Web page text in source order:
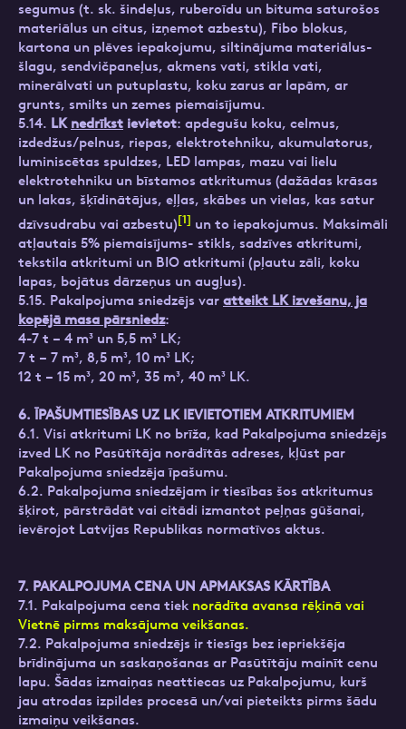
segumus (t. sk. šindeļus, ruberoīdu un bituma saturošos
materiālus un citus, izņemot azbestu), Fibo blokus,
kartona un plēves iepakojumu, siltinājuma materiālus-
šlagu, sendvičpaneļus, akmens vati, stikla vati,
minerālvati un putuplastu, koku zarus ar lapām, ar
grunts, smilts un zemes piemaisījumu.
5.14. LK nedrīkst ievietot: apdegušu koku, celmus,
izdedžus/pelnus, riepas, elektrotehniku, akumulatorus,
luminiscētas spuldzes, LED lampas, mazu vai lielu
elektrotehniku un bīstamos atkritumus (dažādas krāsas
un lakas, šķīdinātājus, eļļas, skābes un vielas, kas satur
dzīvsudrabu vai azbestu)[1] un to iepakojumus. Maksimāli
atļautais 5% piemaisījums- stikls, sadzīves atkritumi,
tekstila atkritumi un BIO atkritumi (pļautu zāli, koku
lapas, bojātus dārzeņus un augļus).
5.15. Pakalpojuma sniedzējs var atteikt LK izvešanu, ja
kopējā masa pārsniedz:
4-7 t – 4 m³ un 5,5 m³ LK;
7 t – 7 m³, 8,5 m³, 10 m³ LK;
12 t – 15 m³, 20 m³, 35 m³, 40 m³ LK.
6. ĪPAŠUMTIESĪBAS UZ LK IEVIETOTIEM ATKRITUMIEM
6.1. Visi atkritumi LK no brīža, kad Pakalpojuma sniedzējs
izved LK no Pasūtītāja norādītās adreses, kļūst par
Pakalpojuma sniedzēja īpašumu.
6.2. Pakalpojuma sniedzējam ir tiesības šos atkritumus
šķirot, pārstrādāt vai citādi izmantot peļņas gūšanai,
ievērojot Latvijas Republikas normatīvos aktus.
7. PAKALPOJUMA CENA UN APMAKSAS KĀRTĪBA
7.1. Pakalpojuma cena tiek norādīta avansa rēķinā vai
Vietnē pirms maksājuma veikšanas.
7.2. Pakalpojuma sniedzējs ir tiesīgs bez iepriekšēja
brīdinājuma un saskaņošanas ar Pasūtītāju mainīt cenu
lapu. Šādas izmaiņas neattiecas uz Pakalpojumu, kurš
jau atrodas izpildes procesā un/vai pieteikts pirms šādu
izmaiņu veikšanas.